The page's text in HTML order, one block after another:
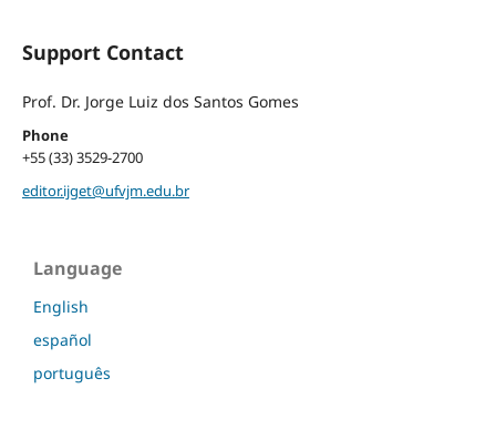
Support Contact
Prof. Dr. Jorge Luiz dos Santos Gomes
Phone
+55 (33) 3529-2700
editor.ijget@ufvjm.edu.br
Language
English
español
português